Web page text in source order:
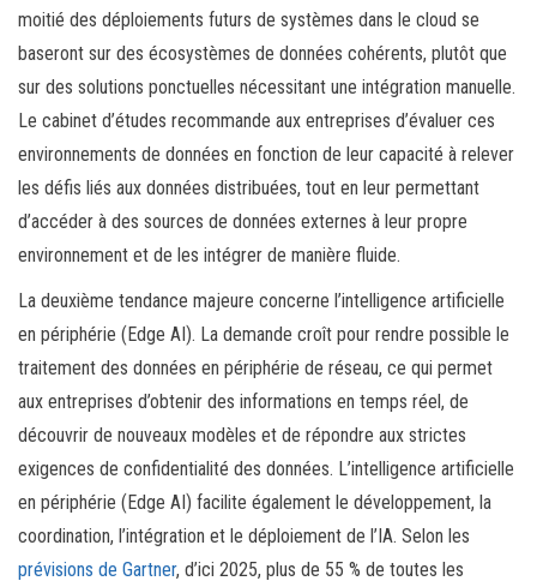
moitié des déploiements futurs de systèmes dans le cloud se
baseront sur des écosystèmes de données cohérents, plutôt que
sur des solutions ponctuelles nécessitant une intégration manuelle.
Le cabinet d’études recommande aux entreprises d’évaluer ces
environnements de données en fonction de leur capacité à relever
les défis liés aux données distribuées, tout en leur permettant
d’accéder à des sources de données externes à leur propre
environnement et de les intégrer de manière fluide.
La deuxième tendance majeure concerne l’intelligence artificielle
en périphérie (Edge AI). La demande croît pour rendre possible le
traitement des données en périphérie de réseau, ce qui permet
aux entreprises d’obtenir des informations en temps réel, de
découvrir de nouveaux modèles et de répondre aux strictes
exigences de confidentialité des données. L’intelligence artificielle
en périphérie (Edge AI) facilite également le développement, la
coordination, l’intégration et le déploiement de l’IA. Selon les
prévisions de Gartner, d’ici 2025, plus de 55 % de toutes les